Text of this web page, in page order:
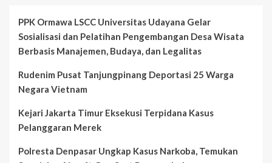
PPK Ormawa LSCC Universitas Udayana Gelar
Sosialisasi dan Pelatihan Pengembangan Desa Wisata
Berbasis Manajemen, Budaya, dan Legalitas
Rudenim Pusat Tanjungpinang Deportasi 25 Warga
Negara Vietnam
Kejari Jakarta Timur Eksekusi Terpidana Kasus
Pelanggaran Merek
Polresta Denpasar Ungkap Kasus Narkoba, Temukan